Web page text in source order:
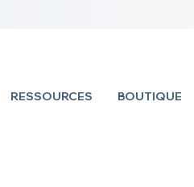
RESSOURCES BOUTIQUE